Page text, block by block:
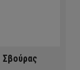
Σβούρας